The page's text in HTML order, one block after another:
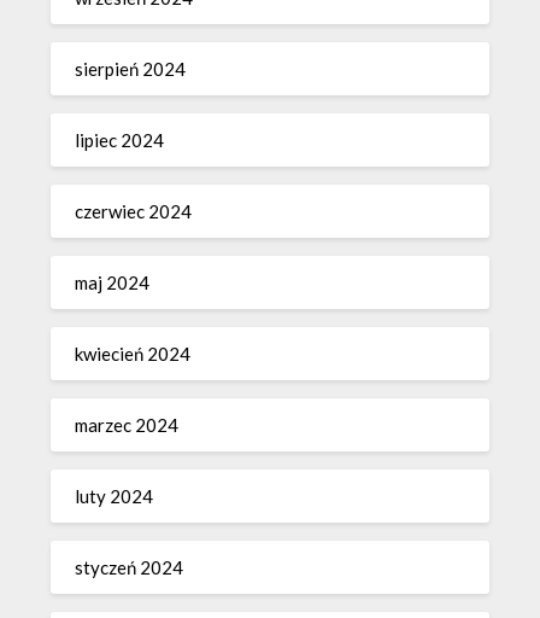
sierpień 2024
lipiec 2024
czerwiec 2024
maj 2024
kwiecień 2024
marzec 2024
luty 2024
styczeń 2024